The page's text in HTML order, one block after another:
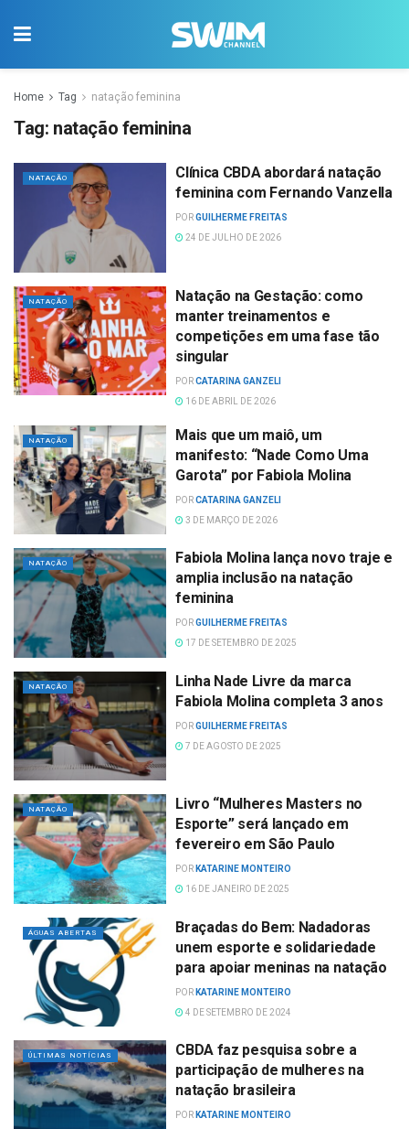
Home Tag natação feminina
Tag: natação feminina
NATAÇÃO
Clínica CBDA abordará natação
feminina com Fernando Vanzella
PORGUILHERME FREITAS
24 DE JULHO DE 2026
NATAÇÃO
Natação na Gestação: como
manter treinamentos e
competições em uma fase tão
singular
PORCATARINA GANZELI
16 DE ABRIL DE 2026
NATAÇÃO
Mais que um maiô, um
manifesto: “Nade Como Uma
Garota” por Fabiola Molina
PORCATARINA GANZELI
3 DE MARÇO DE 2026
NATAÇÃO
Fabiola Molina lança novo traje e
amplia inclusão na natação
feminina
PORGUILHERME FREITAS
17 DE SETEMBRO DE 2025
NATAÇÃO
Linha Nade Livre da marca
Fabiola Molina completa 3 anos
PORGUILHERME FREITAS
7 DE AGOSTO DE 2025
NATAÇÃO
Livro “Mulheres Masters no
Esporte” será lançado em
fevereiro em São Paulo
POR KATARINE MONTEIRO
16 DE JANEIRO DE 2025
ÁGUAS ABERTAS
Braçadas do Bem: Nadadoras
unem esporte e solidariedade
para apoiar meninas na natação
POR KATARINE MONTEIRO
4 DE SETEMBRO DE 2024
ÚLTIMAS NOTÍCIAS
CBDA faz pesquisa sobre a
participação de mulheres na
natação brasileira
POR KATARINE MONTEIRO